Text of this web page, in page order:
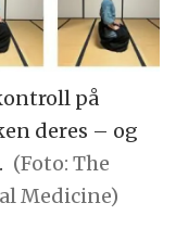
på
deres – og
(Foto: The
Medicine)